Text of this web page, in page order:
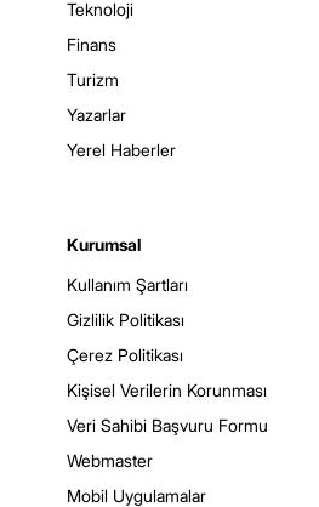
Teknoloji
Finans
Turizm
Yazarlar
Yerel Haberler
Kurumsal
Kullanım Şartları
Gizlilik Politikası
Çerez Politikası
Kişisel Verilerin Korunması
Veri Sahibi Başvuru Formu
Webmaster
Mobil Uygulamalar